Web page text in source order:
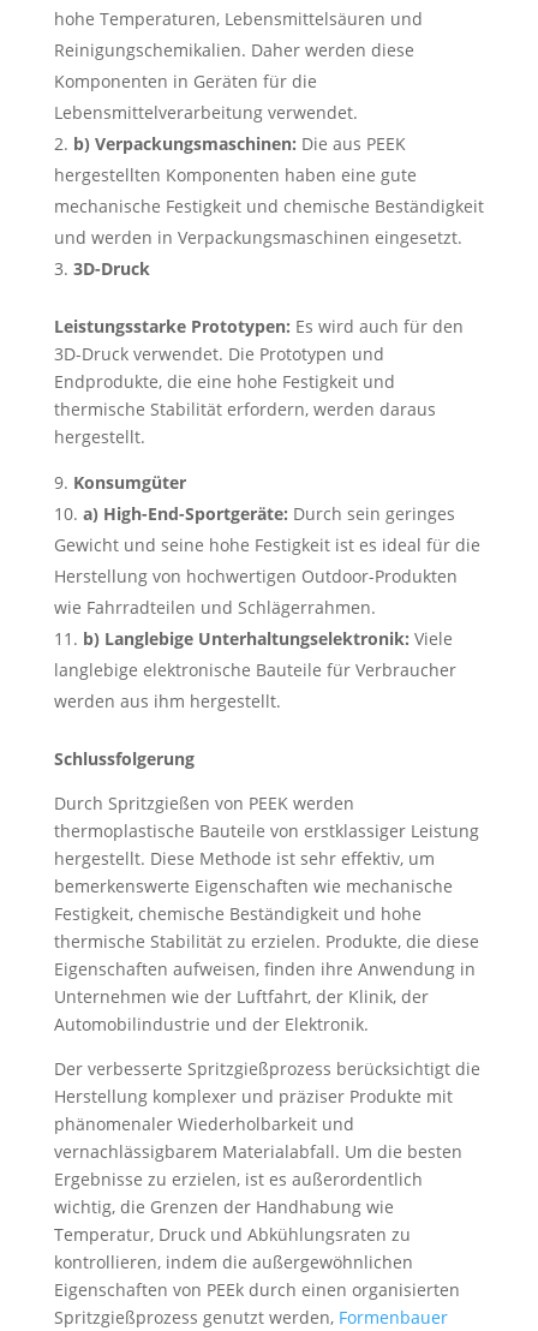
hohe Temperaturen, Lebensmittelsäuren und
Reinigungschemikalien. Daher werden diese
Komponenten in Geräten für die
Lebensmittelverarbeitung verwendet.
b) Verpackungsmaschinen: Die aus PEEK
hergestellten Komponenten haben eine gute
mechanische Festigkeit und chemische Beständigkeit
und werden in Verpackungsmaschinen eingesetzt.
3D-Druck
Leistungsstarke Prototypen: Es wird auch für den
3D-Druck verwendet. Die Prototypen und
Endprodukte, die eine hohe Festigkeit und
thermische Stabilität erfordern, werden daraus
hergestellt.
Konsumgüter
a) High-End-Sportgeräte: Durch sein geringes
Gewicht und seine hohe Festigkeit ist es ideal für die
Herstellung von hochwertigen Outdoor-Produkten
wie Fahrradteilen und Schlägerrahmen.
b) Langlebige Unterhaltungselektronik: Viele
langlebige elektronische Bauteile für Verbraucher
werden aus ihm hergestellt.
Schlussfolgerung
Durch Spritzgießen von PEEK werden
thermoplastische Bauteile von erstklassiger Leistung
hergestellt. Diese Methode ist sehr effektiv, um
bemerkenswerte Eigenschaften wie mechanische
Festigkeit, chemische Beständigkeit und hohe
thermische Stabilität zu erzielen. Produkte, die diese
Eigenschaften aufweisen, finden ihre Anwendung in
Unternehmen wie der Luftfahrt, der Klinik, der
Automobilindustrie und der Elektronik.
Der verbesserte Spritzgießprozess berücksichtigt die
Herstellung komplexer und präziser Produkte mit
phänomenaler Wiederholbarkeit und
vernachlässigbarem Materialabfall. Um die besten
Ergebnisse zu erzielen, ist es außerordentlich
wichtig, die Grenzen der Handhabung wie
Temperatur, Druck und Abkühlungsraten zu
kontrollieren, indem die außergewöhnlichen
Eigenschaften von PEEk durch einen organisierten
Spritzgießprozess genutzt werden, Formenbauer